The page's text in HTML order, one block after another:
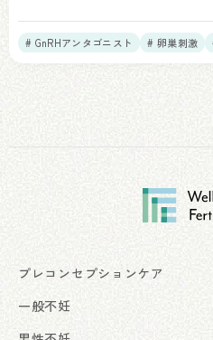
# GnRHアンタゴニスト # 卵巣刺激
プレコンセプションケア
一般不妊